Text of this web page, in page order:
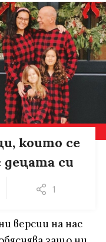
които се
децата си
1
версии на нас